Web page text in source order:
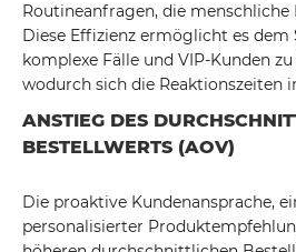
Routineanfragen, die
Diese Effizienz ermöglicht es dem
komplexe Fälle und VIP-Kunden
wodurch sich die Reaktionszeiten
ANSTIEG DES
BESTELLWERTS (AOV)
Die proaktive Kundenansprache,
personalisierter